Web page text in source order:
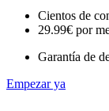
Cientos de
29.99€ por
Garantía de
Empezar ya